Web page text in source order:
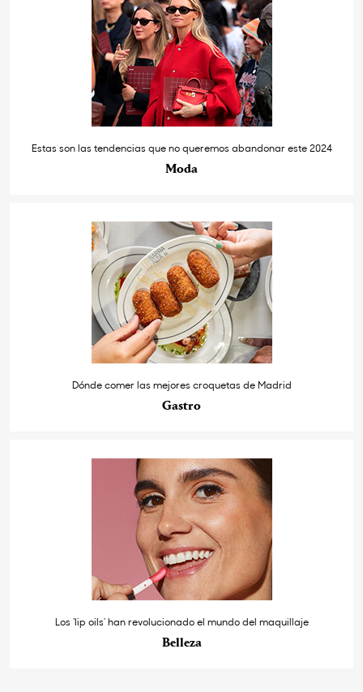
Estas son las tendencias que no queremos abandonar este 2024
Moda
Dónde comer las mejores croquetas de Madrid
Gastro
Los ‘lip oils’ han revolucionado el mundo del maquillaje
Belleza